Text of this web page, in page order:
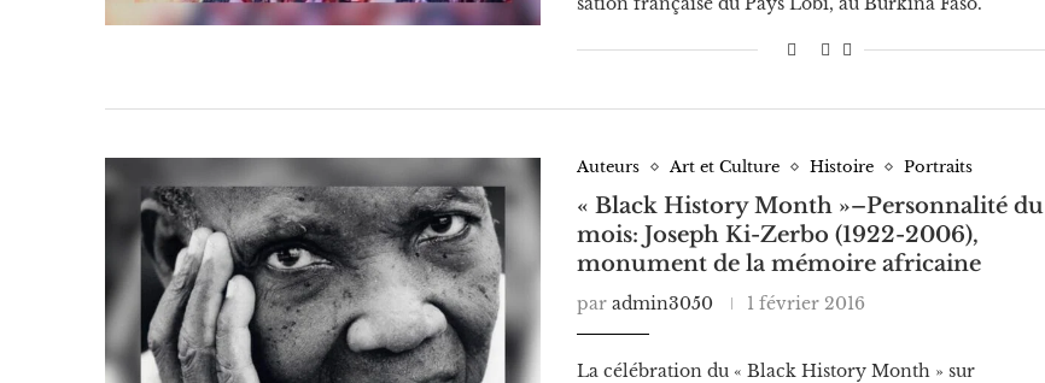
Auteurs Art et Culture Histoire Portraits
« Black History Month »–Personnalité du
mois: Joseph Ki-Zerbo (1922-2006),
monument de la mémoire africaine
par admin3050 1 février 2016
La célébration du « Black History Month » sur